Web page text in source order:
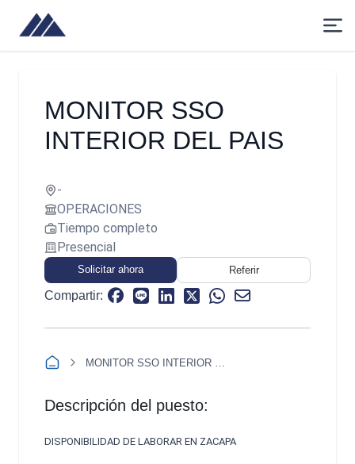
MONITOR SSO
INTERIOR DEL PAIS
-
OPERACIONES
Tiempo completo
Presencial
Solicitar ahora Referir
Compartir:
Descripción del puesto:
DISPONIBILIDAD DE LABORAR EN ZACAPA